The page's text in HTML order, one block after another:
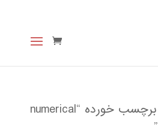
/ محصولات برچسب خورده “numerical